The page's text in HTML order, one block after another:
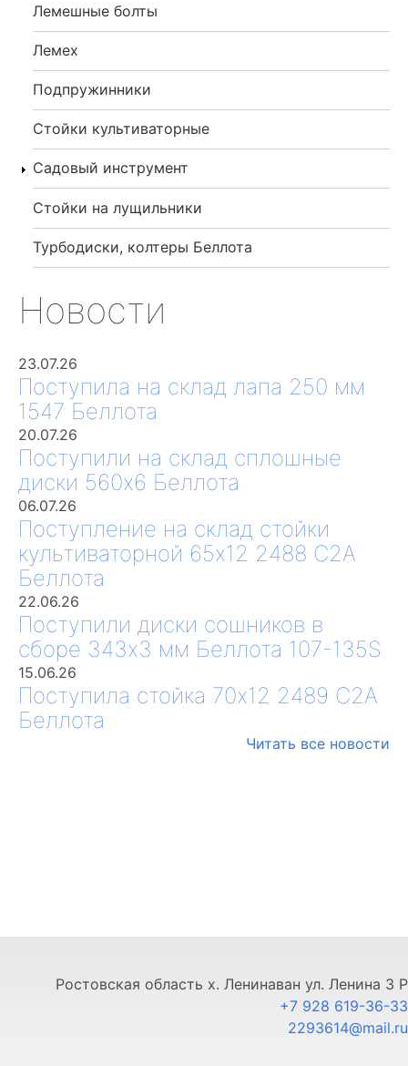
Лемешные болты
Лемех
Подпружинники
Стойки культиваторные
Садовый инструмент
Стойки на лущильники
Турбодиски, колтеры Беллота
Новости
23.07.26
Поступила на склад лапа 250 мм
1547 Беллота
20.07.26
Поступили на склад сплошные
диски 560х6 Беллота
06.07.26
Поступление на склад стойки
культиваторной 65х12 2488 С2А
Беллота
22.06.26
Поступили диски сошников в
сборе 343х3 мм Беллота 107-135S
15.06.26
Поступила стойка 70х12 2489 С2А
Беллота
Читать все новости
Ростовская область х. Ленинаван ул. Ленина 3 Р
+7 928 619-36-33
2293614@mail.ru